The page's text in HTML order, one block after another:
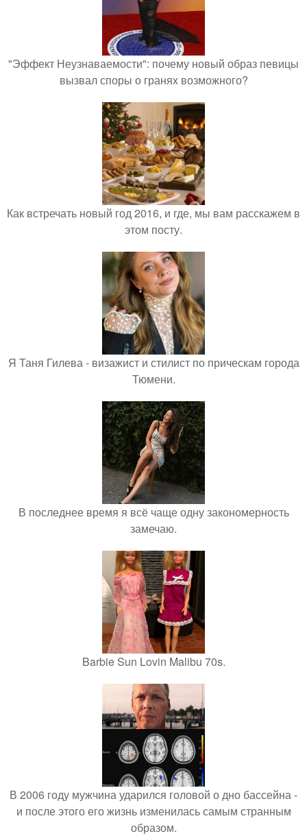
"Эффект Неузнаваемости": почему новый образ певицы
вызвал споры о гранях возможного?
Как встречать новый год 2016, и где, мы вам расскажем в
этом посту.
Я Таня Гилева - визажист и стилист по прическам города
Тюмени.
В последнее время я всё чаще одну закономерность
замечаю.
Barbie Sun Lovin Malibu 70s.
В 2006 году мужчина ударился головой о дно бассейна -
и после этого его жизнь изменилась самым странным
образом.